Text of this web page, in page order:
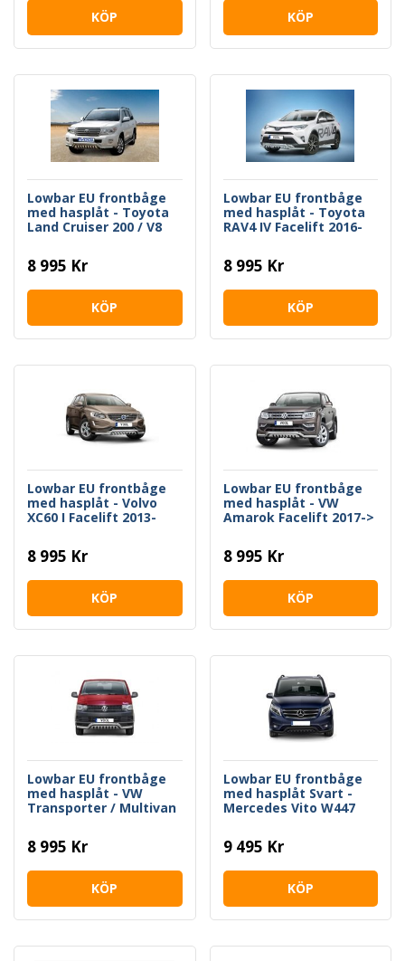
KÖP KÖP
Lowbar EU frontbåge
med hasplåt - Toyota
Land Cruiser 200 / V8
8 995 Kr
KÖP
Lowbar EU frontbåge
med hasplåt - Toyota
RAV4 IV Facelift 2016-
8 995 Kr
KÖP
Lowbar EU frontbåge
med hasplåt - Volvo
XC60 I Facelift 2013-
8 995 Kr
KÖP
Lowbar EU frontbåge
med hasplåt - VW
Amarok Facelift 2017->
8 995 Kr
KÖP
Lowbar EU frontbåge
med hasplåt - VW
Transporter / Multivan
8 995 Kr
KÖP
Lowbar EU frontbåge
med hasplåt Svart -
Mercedes Vito W447
9 495 Kr
KÖP